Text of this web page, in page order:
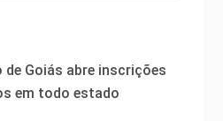
Goiás abre inscrições
em todo estado